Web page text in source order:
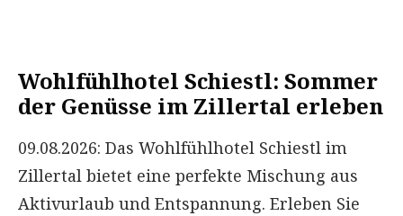
Wohlfühlhotel Schiestl: Sommer
der Genüsse im Zillertal erleben
09.08.2026: Das Wohlfühlhotel Schiestl im
Zillertal bietet eine perfekte Mischung aus
Aktivurlaub und Entspannung. Erleben Sie